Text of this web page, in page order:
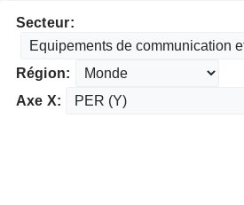
Secteur:
Région:
Axe X: